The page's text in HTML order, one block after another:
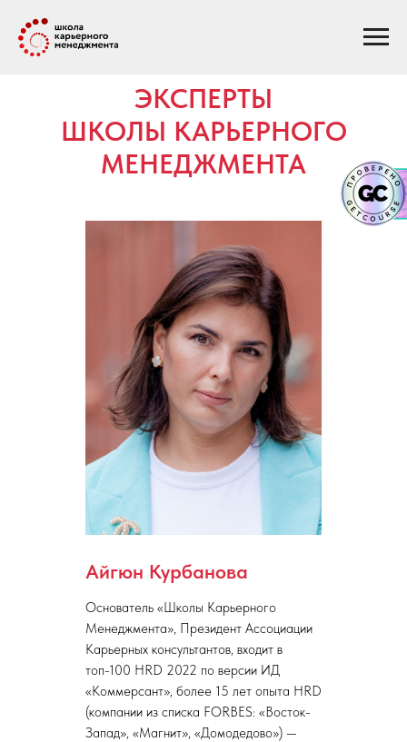
ЭКСПЕРТЫ
ШКОЛЫ КАРЬЕРНОГО
МЕНЕДЖМЕНТА
Айгюн Курбанова
Основатель «Школы Карьерного
Менеджмента», Президент Ассоциации
Карьерных консультантов, входит в
топ-100 HRD 2022 по версии ИД
«Коммерсант», более 15 лет опыта HRD
(компании из списка FORBES: «Восток-
Запад», «Магнит», «Домодедово») —